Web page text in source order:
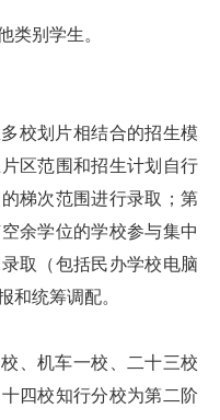
类别学生。
校划片相结合的招生模
区范围和招生计划自行
梯次范围进行录取；第
余学位的学校参与集中
取（包括民办学校电脑
和统筹调配。
、机车一校、二十三校
四校知行分校为第二阶